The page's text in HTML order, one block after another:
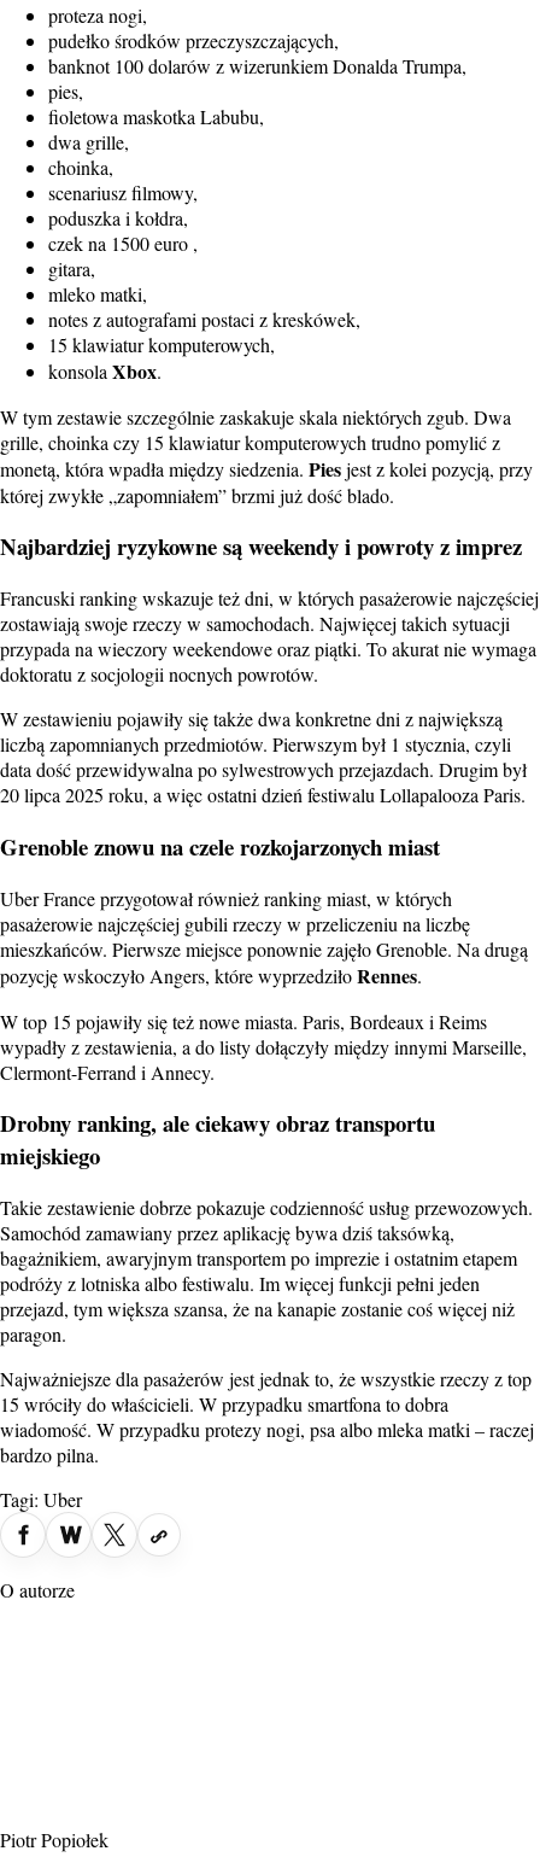
proteza nogi,
pudełko środków przeczyszczających,
banknot 100 dolarów z wizerunkiem Donalda Trumpa,
pies,
fioletowa maskotka Labubu,
dwa grille,
choinka,
scenariusz filmowy,
poduszka i kołdra,
czek na 1500 euro ,
gitara,
mleko matki,
notes z autografami postaci z kreskówek,
15 klawiatur komputerowych,
konsola Xbox.
W tym zestawie szczególnie zaskakuje skala niektórych zgub. Dwa
grille, choinka czy 15 klawiatur komputerowych trudno pomylić z
monetą, która wpadła między siedzenia. Piesjest z kolei pozycją, przy
której zwykłe „zapomniałem” brzmi już dość blado.
Najbardziej ryzykowne są weekendy i powroty z imprez
Francuski ranking wskazuje też dni, w których pasażerowie najczęściej
zostawiają swoje rzeczy w samochodach. Najwięcej takich sytuacji
przypada na wieczory weekendowe oraz piątki. To akurat nie wymaga
doktoratu z socjologii nocnych powrotów.
W zestawieniu pojawiły się także dwa konkretne dni z największą
liczbą zapomnianych przedmiotów. Pierwszym był 1 stycznia, czyli
data dość przewidywalna po sylwestrowych przejazdach. Drugim był
20 lipca 2025 roku, a więc ostatni dzień festiwalu Lollapalooza Paris.
Grenoble znowu na czele rozkojarzonych miast
Uber France przygotował również ranking miast, w których
pasażerowie najczęściej gubili rzeczy w przeliczeniu na liczbę
mieszkańców. Pierwsze miejsce ponownie zajęło Grenoble. Na drugą
pozycję wskoczyło Angers, które wyprzedziłoRennes.
W top 15 pojawiły się też nowe miasta. Paris, Bordeaux i Reims
wypadły z zestawienia, a do listy dołączyły między innymi Marseille,
Clermont-Ferrand i Annecy.
Drobny ranking, ale ciekawy obraz transportu
miejskiego
Takie zestawienie dobrze pokazuje codzienność usług przewozowych.
Samochód zamawiany przez aplikację bywa dziś taksówką,
bagażnikiem, awaryjnym transportem po imprezie i ostatnim etapem
podróży z lotniska albo festiwalu. Im więcej funkcji pełni jeden
przejazd, tym większa szansa, że na kanapie zostanie coś więcej niż
paragon.
Najważniejsze dla pasażerów jest jednak to, że wszystkie rzeczy z top
15 wróciły do właścicieli. W przypadku smartfona to dobra
wiadomość. W przypadku protezy nogi, psa albo mleka matki – raczej
bardzo pilna.
Tagi: Uber
O autorze
Piotr Popiołek